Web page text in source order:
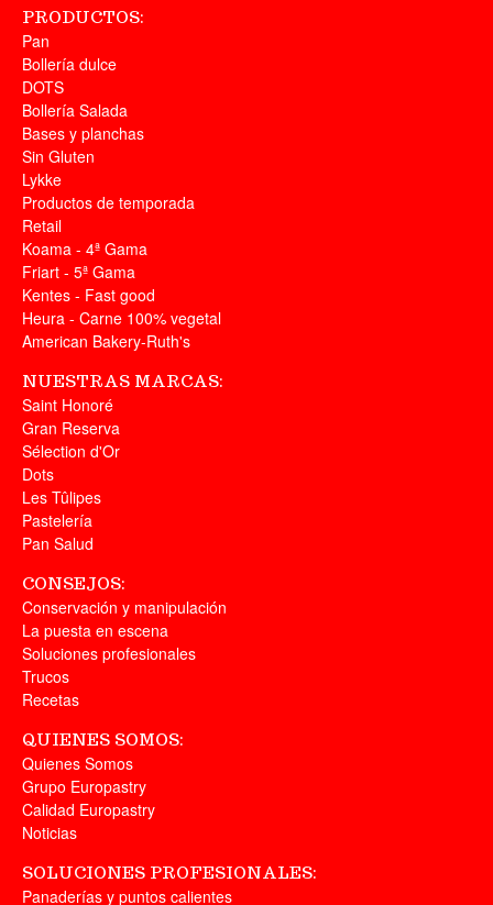
PRODUCTOS:
Pan
Bollería dulce
DOTS
Bollería Salada
Bases y planchas
Sin Gluten
Lykke
Productos de temporada
Retail
Koama - 4ª Gama
Friart - 5ª Gama
Kentes - Fast good
Heura - Carne 100% vegetal
American Bakery-Ruth's
NUESTRAS MARCAS:
Saint Honoré
Gran Reserva
Sélection d'Or
Dots
Les Tûlipes
Pastelería
Pan Salud
CONSEJOS:
Conservación y manipulación
La puesta en escena
Soluciones profesionales
Trucos
Recetas
QUIENES SOMOS:
Quienes Somos
Grupo Europastry
Calidad Europastry
Noticias
SOLUCIONES PROFESIONALES:
Panaderías y puntos calientes